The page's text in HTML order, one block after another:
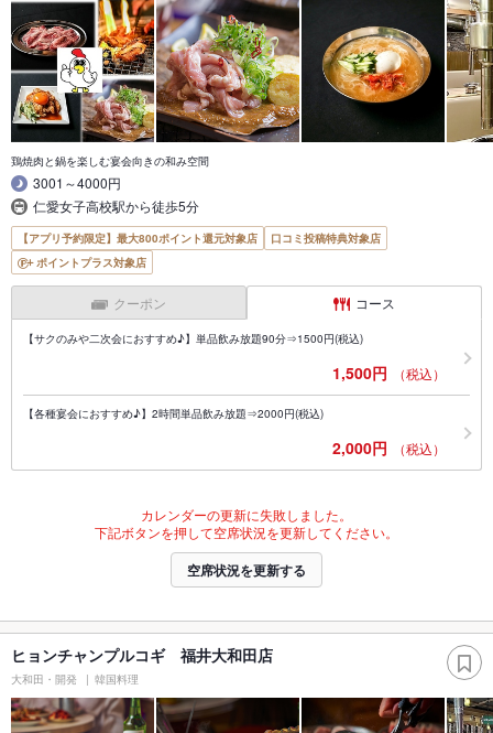
鶏焼肉と鍋を楽しむ宴会向きの和み空間
3001～4000円
仁愛女子高校駅から徒歩5分
【アプリ予約限定】最大800ポイント還元対象店
口コミ投稿特典対象店
ポイントプラス対象店
クーポン コース
【サクのみや二次会におすすめ♪】単品飲み放題90分⇒1500円(税込)
1,500円 （税込）
【各種宴会におすすめ♪】2時間単品飲み放題⇒2000円(税込)
2,000円 （税込）
カレンダーの更新に失敗しました。
下記ボタンを押して空席状況を更新してください。
空席状況を更新する
ヒョンチャンプルコギ 福井大和田店
大和田・開発 韓国料理